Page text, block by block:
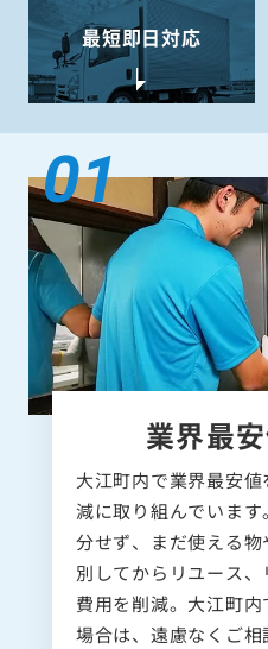
最短即日対応
業界最
大江町内で業界最安
減に取り組んでいま
分せず、まだ使える
別してからリユース
費用を削減。大江町
場合は、遠慮なくご